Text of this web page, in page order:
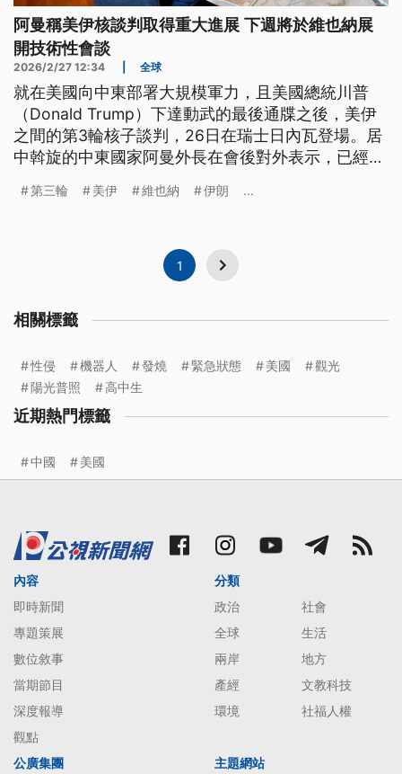
阿曼稱美伊核談判取得重大進展 下週將於維也納展
開技術性會談
2026/2/27 12:34 全球
就在美國向中東部署大規模軍力，且美國總統川普
（Donald Trump）下達動武的最後通牒之後，美伊
之間的第3輪核子談判，26日在瑞士日內瓦登場。居
中斡旋的中東國家阿曼外長在會後對外表示，已經取
術性會談。
第三輪 美伊 維也納 伊朗 ...
1
相關標籤
性侵 機器人 發燒 緊急狀態 美國
觀光
陽光普照
高中生
近期熱門標籤
中國 美國
內容
即時新聞
專題策展
數位敘事
當期節目
深度報導
觀點
分類
政治
社會
全球
生活
兩岸
地方
產經
文教科技
環境
社福人權
公廣集團 主題網站